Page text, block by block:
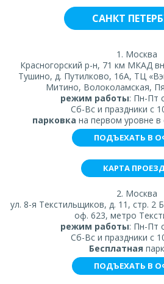
САНКТ
1. Москва
Красногорский р-н, 71 км МКАД
Тушино, д. Путилково, 16А, ТЦ
Митино, Волоколамская,
режим работы: Пн-Пт
Сб-Вс и праздники с
парковка на первом уровне
ПОДЪЕХАТЬ В
КАРТА
2. Москва
ул. 8-я Текстильщиков, д. 11, стр. 2
оф. 623, метро
режим работы: Пн-Пт
Сб-Вс и праздники с
Бесплатная
ПОДЪЕХАТЬ В